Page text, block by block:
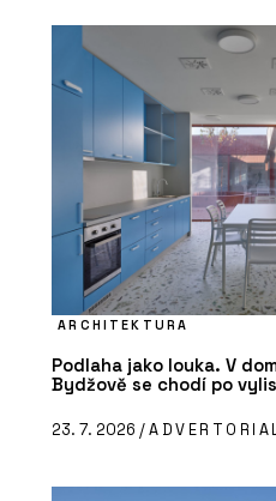
ARCHITEKTURA
Podlaha jako louka. V
Bydžově se chodí po
23. 7. 2026 /